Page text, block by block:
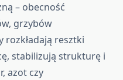
– obecność
grzybów
rozkładają resztki
stabilizują strukturę i
azot czy